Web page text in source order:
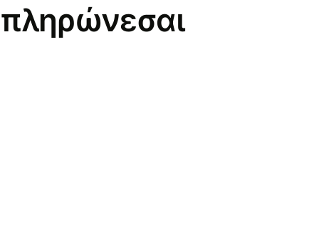
πληρώνεσαι